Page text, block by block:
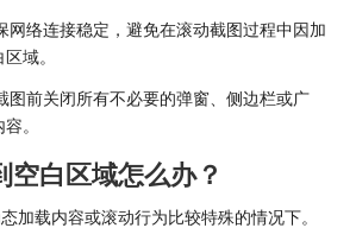
网络连接稳定，避免在滚动截图过程中因加
域。
图前关闭所有不必要的弹窗、侧边栏或广
。
空白区域怎么办？
加载内容或滚动行为比较特殊的情况下。